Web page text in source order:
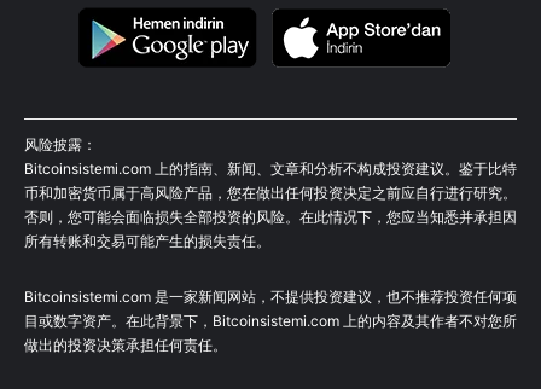
风险披露：
Bitcoinsistemi.com 上的指南、新闻、文章和分析不构成投资建议。鉴于比特
币和加密货币属于高风险产品，您在做出任何投资决定之前应自行进行研究。
否则，您可能会面临损失全部投资的风险。在此情况下，您应当知悉并承担因
所有转账和交易可能产生的损失责任。
Bitcoinsistemi.com 是一家新闻网站，不提供投资建议，也不推荐投资任何项
目或数字资产。在此背景下，Bitcoinsistemi.com 上的内容及其作者不对您所
做出的投资决策承担任何责任。